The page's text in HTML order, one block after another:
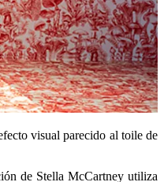
visual parecido al toile de
de Stella McCartney utiliza